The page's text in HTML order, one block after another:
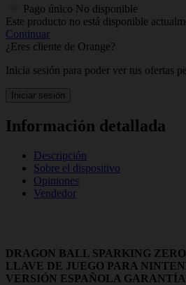
Pago único No disponible
Este producto no está disponible
Continuar
¿Eres cliente de Orange?
Inicia sesión para poder ver tus ofertas
Iniciar sesión
Información detallada
Descripción
Sobre el dispositivo
Opiniones
Vendedor
DRAGON BALL SPARKING
LLAVE DE JUEGO PARA
VERSIÓN ESPAÑOLA